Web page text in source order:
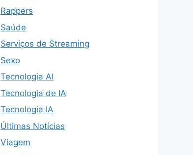
Rappers
Saúde
Serviços de Streaming
Sexo
Tecnologia AI
Tecnologia de IA
Tecnologia IA
Últimas Notícias
Viagem